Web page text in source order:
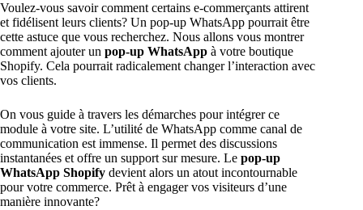
Voulez-vous savoir comment certains e-commerçants attirent
et fidélisent leurs clients? Un pop-up WhatsApp pourrait être
cette astuce que vous recherchez. Nous allons vous montrer
comment ajouter un pop-up WhatsApp à votre boutique
Shopify. Cela pourrait radicalement changer l’interaction avec
vos clients.
On vous guide à travers les démarches pour intégrer ce
module à votre site. L’utilité de WhatsApp comme canal de
communication est immense. Il permet des discussions
instantanées et offre un support sur mesure. Le pop-up
WhatsApp Shopify devient alors un atout incontournable
pour votre commerce. Prêt à engager vos visiteurs d’une
manière innovante?